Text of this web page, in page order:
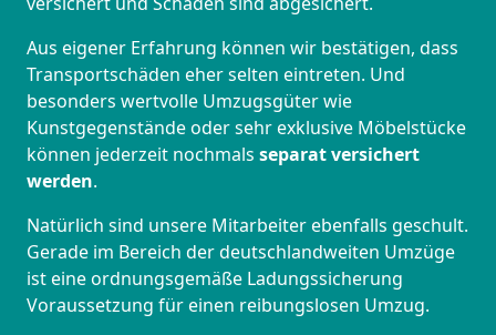
Aus eigener Erfahrung können wir bestätigen, dass
Transportschäden eher selten eintreten. Und
besonders wertvolle Umzugsgüter wie
Kunstgegenstände oder sehr exklusive Möbelstücke
können jederzeit nochmals separat versichert
werden.
Natürlich sind unsere Mitarbeiter ebenfalls geschult.
Gerade im Bereich der deutschlandweiten Umzüge
ist eine ordnungsgemäße Ladungssicherung
Voraussetzung für einen reibungslosen Umzug.